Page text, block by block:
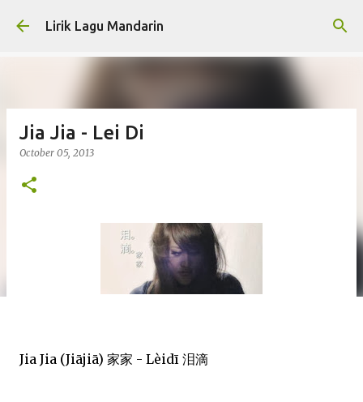
Skip to main content
Lirik Lagu Mandarin
Jia Jia - Lei Di
October 05, 2013
Jia Jia (Jiājiā) 家家 - Lèidī 泪滴